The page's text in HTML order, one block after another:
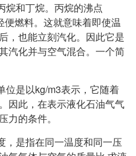
烷和丁烷。丙烷的沸点
燃料。这就意味着即使温
，也能立刻汽化。因此它是
汽化并与空气混合。一个简
位是以kg/m3表示，它随着
因此，在表示液化石油气气
力的条件。
，是指在同一温度和同一压